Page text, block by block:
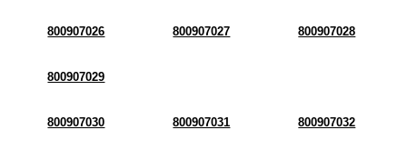
800907026 800907027 800907028
800907029
800907030 800907031 800907032